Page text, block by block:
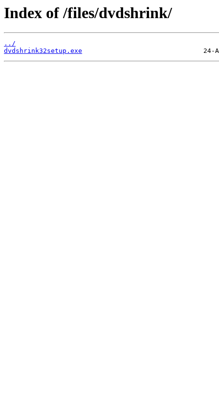
Index of /files/dvdshrink/
../
dvdshrink32setup.exe